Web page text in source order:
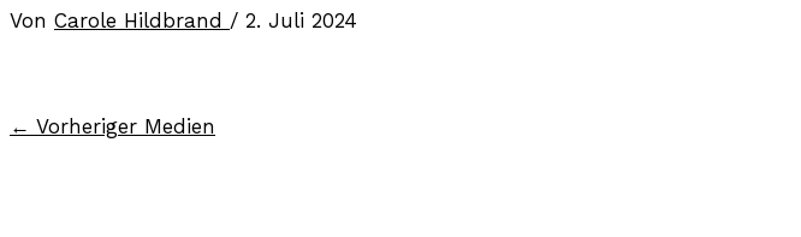
Von Carole Hildbrand / 2. Juli 2024
← Vorheriger Medien